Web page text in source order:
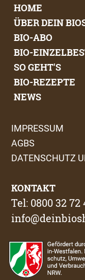
HOME
ÜBER DEIN
BIO-ABO
BIO-
SO GEHT'S
BIO-REZEPTE
NEWS
IMPRESSUM
AGBS
DATENSCHUTZ
KONTAKT
Tel: 0800 32 72